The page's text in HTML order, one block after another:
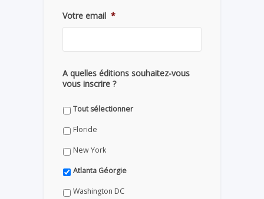
Votre email *
A quelles éditions souhaitez-vous
vous inscrire ?
Tout sélectionner
Floride
New York
Atlanta Géorgie
Washington DC